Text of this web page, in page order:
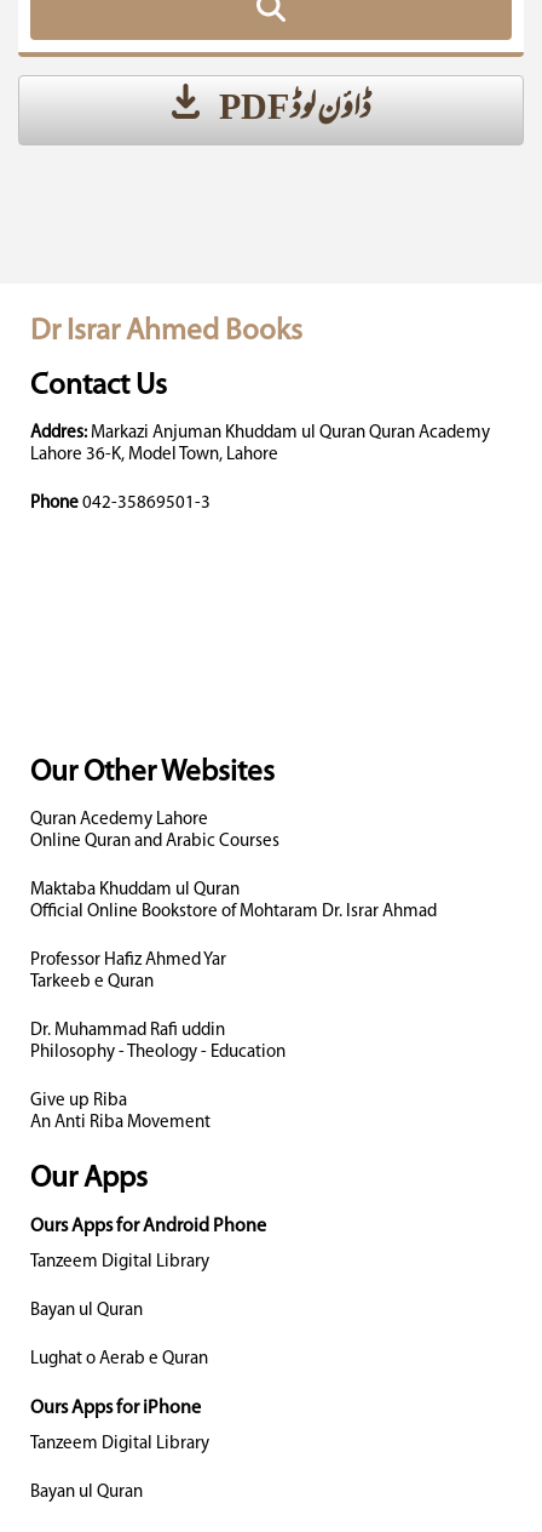
ڈاؤن لوڈ PDF
Dr Israr Ahmed Books
Contact Us
Addres: Markazi Anjuman Khuddam ul Quran Quran Academy
Lahore 36-K, Model Town, Lahore
Phone 042-35869501-3
Our Other Websites
Quran Acedemy Lahore
Online Quran and Arabic Courses
Maktaba Khuddam ul Quran
Official Online Bookstore of Mohtaram Dr. Israr Ahmad
Professor Hafiz Ahmed Yar
Tarkeeb e Quran
Dr. Muhammad Rafi uddin
Philosophy - Theology - Education
Give up Riba
An Anti Riba Movement
Our Apps
Ours Apps for Android Phone
Tanzeem Digital Library
Bayan ul Quran
Lughat o Aerab e Quran
Ours Apps for iPhone
Tanzeem Digital Library
Bayan ul Quran